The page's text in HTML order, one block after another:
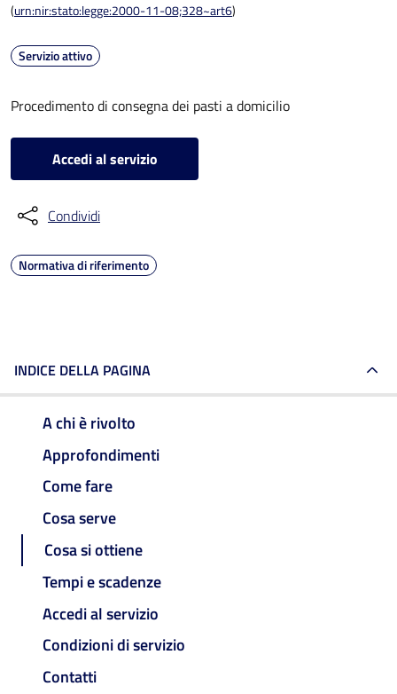
(urn:nir:stato:legge:2000-11-08;328~art6)
Servizio attivo
Procedimento di consegna dei pasti a domicilio
Accedi al servizio
Condividi
Normativa di riferimento
INDICE DELLA PAGINA
A chi è rivolto
Approfondimenti
Come fare
Cosa serve
Cosa si ottiene
Tempi e scadenze
Accedi al servizio
Condizioni di servizio
Contatti